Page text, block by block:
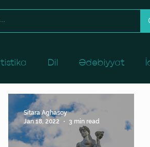
Dil Ədəbiyyat
İdarəedilməsi
Sitara Aghasoy
Jan 18, 2022
3 min read